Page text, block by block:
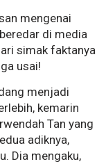
mengenai
di media
simak faktanya
usai!
menjadi
kemarin
Tan yang
adiknya,
Dia mengaku,